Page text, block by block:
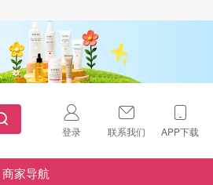
登录 联系我们 APP下载
🇺🇸
商家导航